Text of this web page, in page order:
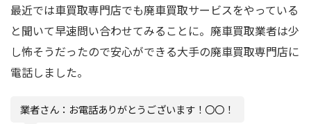
最近では車買取専門店でも廃車買取サービスをやっている
と聞いて早速問い合わせてみることに。廃車買取業者は少
し怖そうだったので安心ができる大手の廃車買取専門店に
電話しました。
業者さん：お電話ありがとうございます！〇〇！